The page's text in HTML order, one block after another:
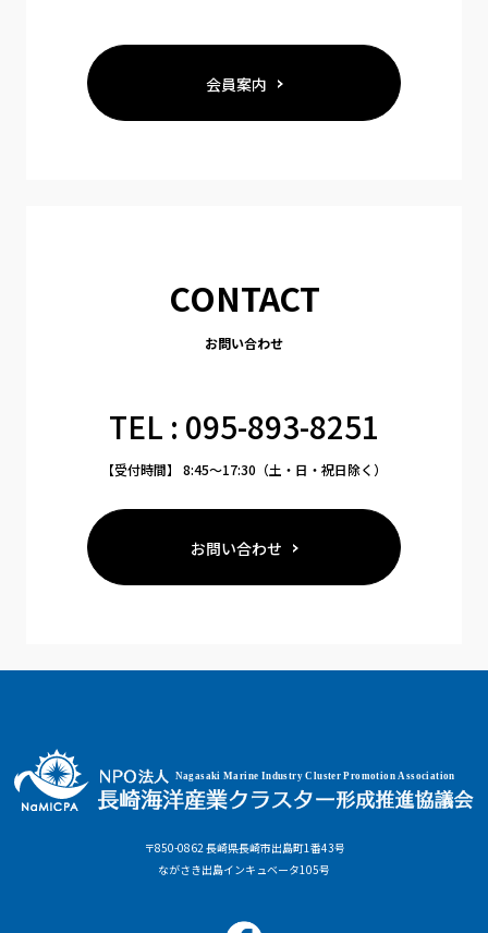
会員案内
CONTACT
お問い合わせ
TEL : 095-893-8251
【受付時間】 8:45〜17:30（土・日・祝日除く）
お問い合わせ
〒850-0862 長崎県長崎市出島町1番43号
ながさき出島インキュベータ105号